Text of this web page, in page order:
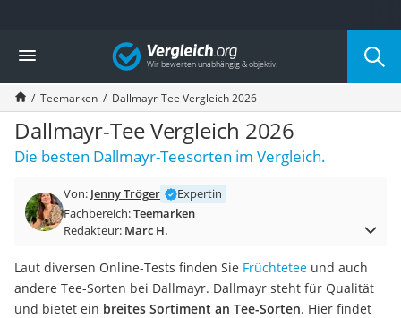
Die beliebtesten Vergleiche nach Kategorie
Lebensmittel
Schwarzkümmelöl
Knäckebrot
Schwarzkümmelöl-Kapseln
Manukahonig
Eiklar
Balsamico-Essig
Schwarzkümmelöl bio
Honig
Gemüsebrühe
Eiskaffee-Pulver
Vergleich
Teemarken Dallmayr-Tee Vergleich 2026
Dallmayr-Tee Vergleich 2026
Die besten Dallmayr-Teesorten im Vergleich.
Von: Jenny Tröger
Expertin
Fachbereich:Teemarken
Redakteur: Marc H.
Laut diversen Online-Tests finden Sie Früchtetee und auch
andere Tee-Sorten bei Dallmayr. Dallmayr steht für Qualität
und bietet ein breites Sortiment an Tee-Sorten. Hier findet